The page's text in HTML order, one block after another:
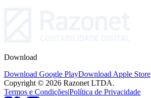
Download
Download Google PlayDownload Apple Store
Copyright © 2026 Razonet LTDA.
Termos e Condições|Política de Privacidade